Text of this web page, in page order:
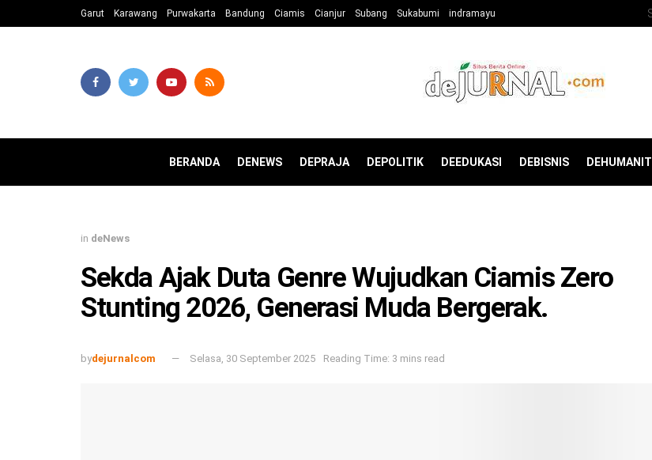
Garut Karawang Purwakarta Bandung Ciamis Cianjur Subang Sukabumi indramayu
BERANDA DENEWS DEPRAJA DEPOLITIK DEEDUKASI DEBISNIS DEHUMANITI
in deNews
Sekda Ajak Duta Genre Wujudkan Ciamis Zero
Stunting 2026, Generasi Muda Bergerak.
bydejurnalcom Selasa, 30 September 2025 Reading Time: 3 mins read